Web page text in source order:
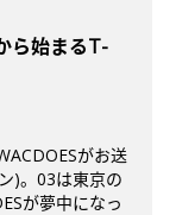
ら始まるT-
がお送
)。03は東京の
が夢中になっ